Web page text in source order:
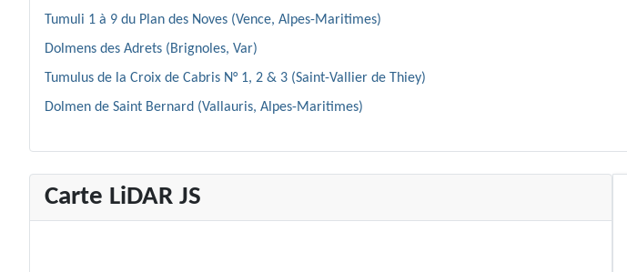
Tumuli 1 à 9 du Plan des Noves (Vence, Alpes-Maritimes)
Dolmens des Adrets (Brignoles, Var)
Tumulus de la Croix de Cabris N° 1, 2 & 3 (Saint-Vallier de Thiey)
Dolmen de Saint Bernard (Vallauris, Alpes-Maritimes)
Carte LiDAR JS